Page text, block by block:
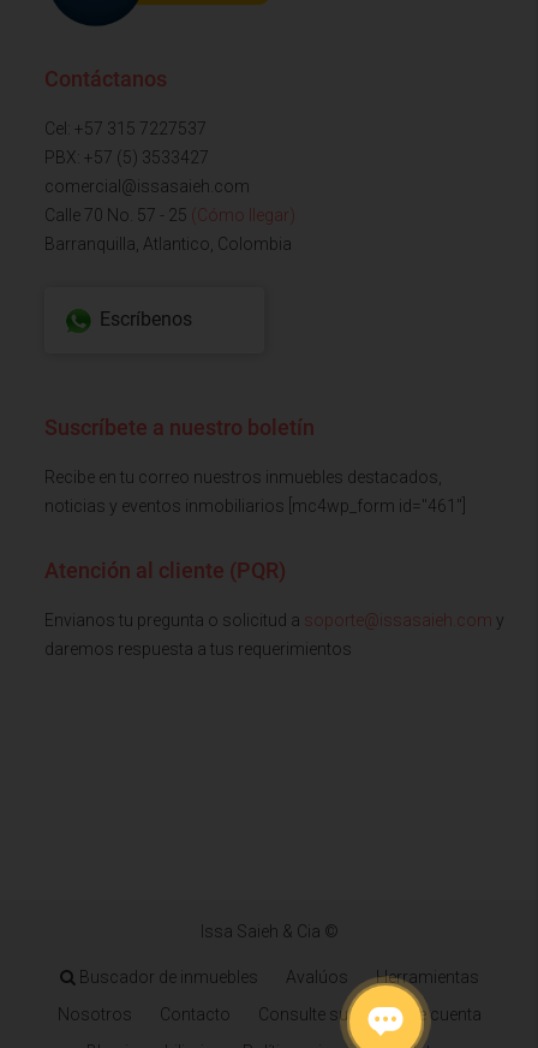
Contáctanos
Cel: +57 315 7227537
PBX: +57 (5) 3533427
comercial@issasaieh.com
Calle 70 No. 57 - 25 (Cómo llegar)
Barranquilla, Atlantico, Colombia
Escríbenos
Suscríbete a nuestro boletín
Recibe en tu correo nuestros inmuebles destacados,
noticias y eventos inmobiliarios [mc4wp_form id="461"]
Atención al cliente (PQR)
Envianos tu pregunta o solicitud a soporte@issasaieh.com y
daremos respuesta a tus requerimientos
Issa Saieh & Cia ©
Buscador de inmuebles Avalúos
Herramientas
Nosotros
Contacto
Consulte su estado de cuenta